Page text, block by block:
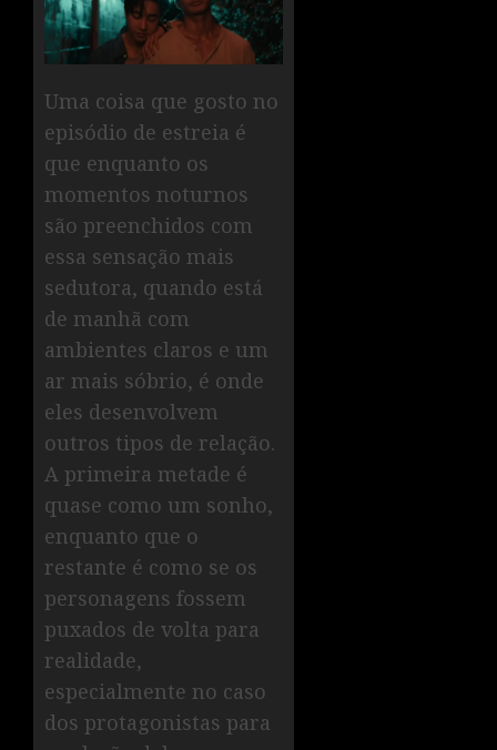
Uma coisa que gosto no
episódio de estreia é
que enquanto os
momentos noturnos
são preenchidos com
essa sensação mais
sedutora, quando está
de manhã com
ambientes claros e um
ar mais sóbrio, é onde
eles desenvolvem
outros tipos de relação.
A primeira metade é
quase como um sonho,
enquanto que o
restante é como se os
personagens fossem
puxados de volta para
realidade,
especialmente no caso
dos protagonistas para